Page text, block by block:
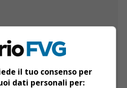
il tuo consenso per
dati personali per: